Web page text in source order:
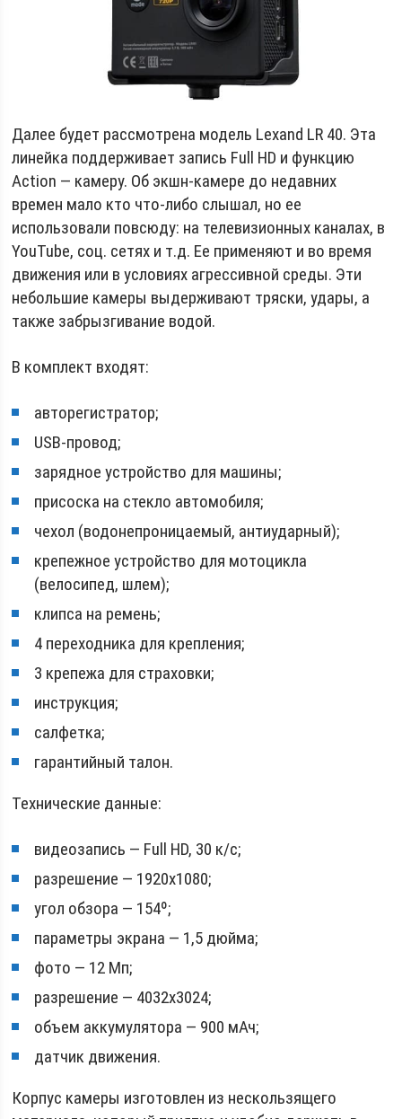
Далее будет рассмотрена модель Lexand LR 40. Эта
линейка поддерживает запись Full HD и функцию
Action — камеру. Об экшн-камере до недавних
времен мало кто что-либо слышал, но ее
использовали повсюду: на телевизионных каналах, в
YouTube, соц. сетях и т.д. Ее применяют и во время
движения или в условиях агрессивной среды. Эти
небольшие камеры выдерживают тряски, удары, а
также забрызгивание водой.
В комплект входят:
авторегистратор;
USB-провод;
зарядное устройство для машины;
присоска на стекло автомобиля;
чехол (водонепроницаемый, антиударный);
крепежное устройство для мотоцикла
(велосипед, шлем);
клипса на ремень;
4 переходника для крепления;
3 крепежа для страховки;
инструкция;
салфетка;
гарантийный талон.
Технические данные:
видеозапись — Full HD, 30 к/с;
разрешение — 1920х1080;
угол обзора — 154º;
параметры экрана — 1,5 дюйма;
фото — 12 Мп;
разрешение — 4032х3024;
объем аккумулятора — 900 мАч;
датчик движения.
Корпус камеры изготовлен из нескользящего